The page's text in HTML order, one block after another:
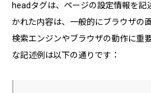
headタグは、ページの設定情報を記
かれた内容は、一般的にブラウザの
検索エンジンやブラウザの動作に重
な記述例は以下の通りです：